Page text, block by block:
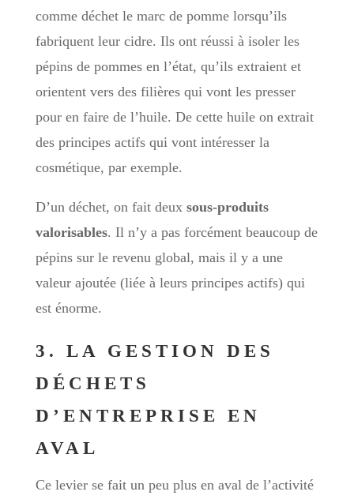
comme déchet le marc de pomme lorsqu’ils
fabriquent leur cidre. Ils ont réussi à isoler les
pépins de pommes en l’état, qu’ils extraient et
orientent vers des filières qui vont les presser
pour en faire de l’huile. De cette huile on extrait
des principes actifs qui vont intéresser la
cosmétique, par exemple.
D’un déchet, on fait deux sous-produits
valorisables. Il n’y a pas forcément beaucoup de
pépins sur le revenu global, mais il y a une
valeur ajoutée (liée à leurs principes actifs) qui
est énorme.
3. LA GESTION DES
DÉCHETS
D’ENTREPRISE EN
AVAL
Ce levier se fait un peu plus en aval de l’activité